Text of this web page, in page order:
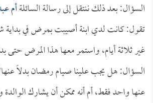
السؤال: بعد ذلك ننتقل إلى رسالة السائلةأم
تقول: كانت لدي ابنة أصيبت بمرض في
غير ثلاثة أيام، واستمر معها هذا المرض حتى
السؤال: هل يجب علينا صيام رمضان بدلاً
عنها واحد فقط، أم أنه ممكن أن يشارك الوالدة